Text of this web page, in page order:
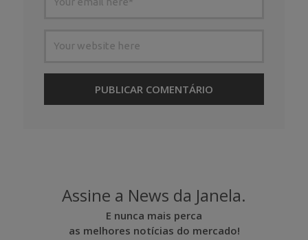
Assine a News da Janela.
E nunca mais perca
as melhores notícias do mercado!